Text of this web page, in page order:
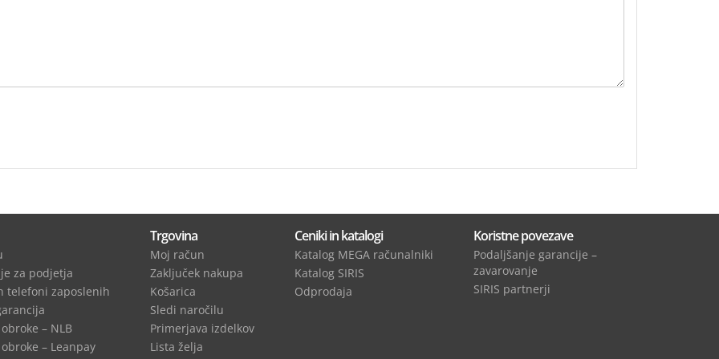
za podjetja
telefoni zaposlenih
– NLB
– Leanpay
Trgovina
Moj račun
Zaključek nakupa
Košarica
Sledi naročilu
Primerjava izdelkov
Lista želja
Ceniki in katalogi
Katalog MEGA računalniki
Katalog SIRIS
Odprodaja
Koristne povezave
Podaljšanje garancije –
zavarovanje
SIRIS partnerji